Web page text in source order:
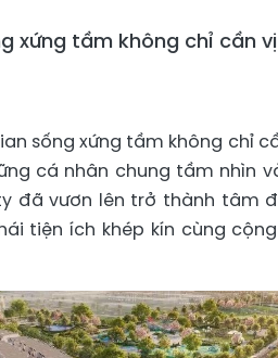
xứng tầm không chỉ cần
sống xứng tầm không chỉ
cá nhân chung tầm nhìn
đã vươn lên trở thành tâm
tiện ích khép kín cùng